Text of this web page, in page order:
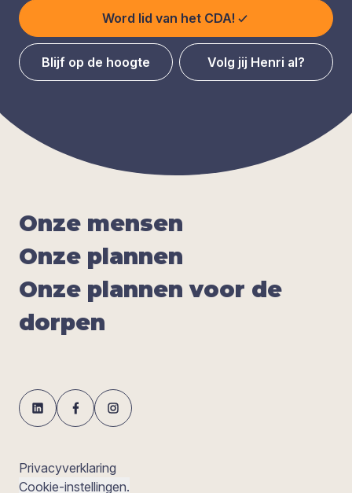
Word lid van het CDA!
Blijf op de hoogte Volg jij Henri al?
Onze men­sen
Onze plan­nen
Onze plan­nen voor de
dor­pen
Privacyverklaring
Cookie-instellingen.